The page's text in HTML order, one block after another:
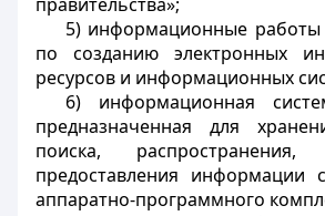
5) информационные работы
по созданию электронных
ресурсов и информационных
6) информационная
предназначенная для
поиска,
предоставления информации
аппаратно-программного